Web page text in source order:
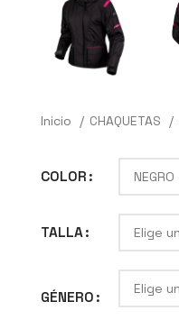
Inicio CHAQUETAS
COLOR
TALLA
GÉNERO